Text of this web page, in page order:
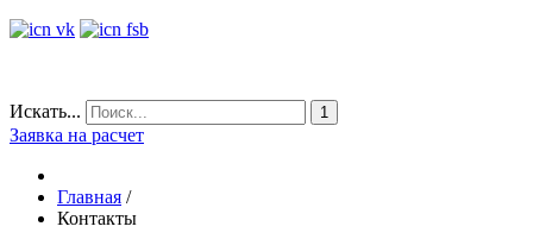
Искать... 1
Заявка на расчет
Главная /
Контакты